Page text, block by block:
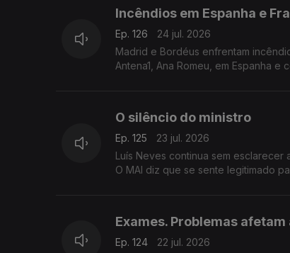
Incêndios em Espanha e
Ep. 126
24 jul. 2026
Madrid e Bordéus enfrentam
Antena1, Ana Romeu, em Espanha
O silêncio do ministro
Ep. 125
23 jul. 2026
Luís Neves continua sem
O MAI diz que se sente legitimado
Exames. Problemas
Ep. 124
22 jul. 2026